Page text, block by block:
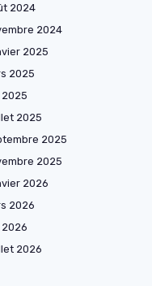
2024
2024
2025
2025
2025
2025
2025
2025
2026
2026
2026
2026